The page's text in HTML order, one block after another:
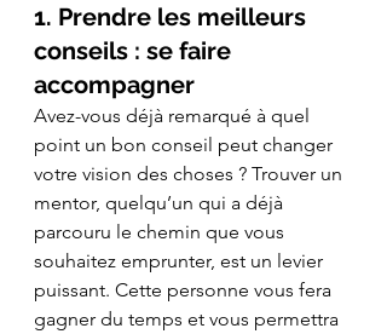
1. Prendre les meilleurs
conseils : se faire
accompagner
Avez-vous déjà remarqué à quel
point un bon conseil peut changer
votre vision des choses ? Trouver un
mentor, quelqu’un qui a déjà
parcouru le chemin que vous
souhaitez emprunter, est un levier
puissant. Cette personne vous fera
gagner du temps et vous permettra